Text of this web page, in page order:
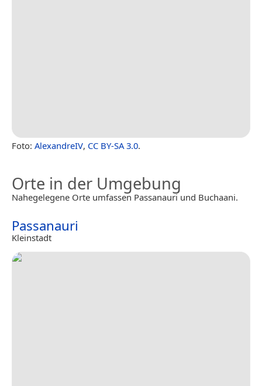
Foto: AlexandreIV, CC BY-SA 3.0.
Orte in der Umgebung
Nahegelegene Orte umfassen Passanauri und Buchaani.
Passanauri
Kleinstadt